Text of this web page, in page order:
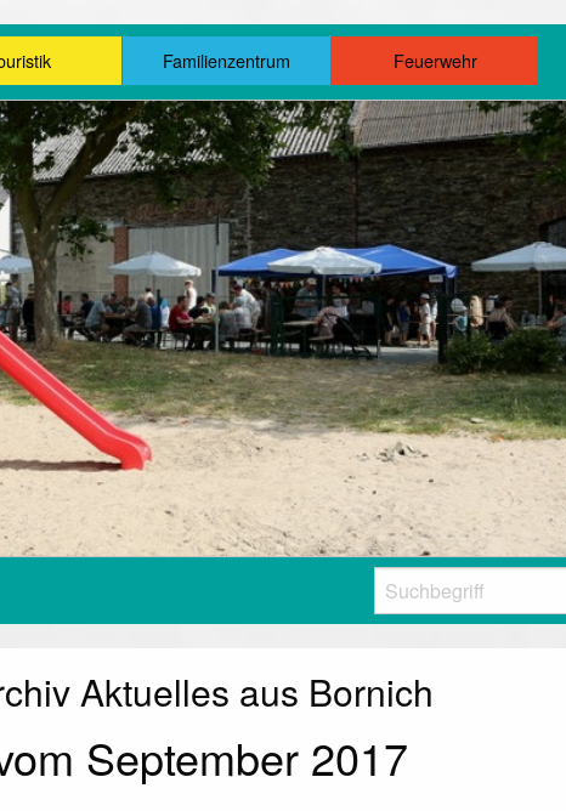
Familienzentrum Feuerwehr
Aktuelles aus Bornich
September 2017